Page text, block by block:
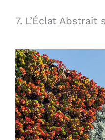
7. L’Éclat Abstrait